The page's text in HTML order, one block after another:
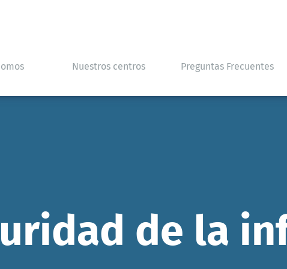
Nuestros centros Preguntas Frecuentes
de la